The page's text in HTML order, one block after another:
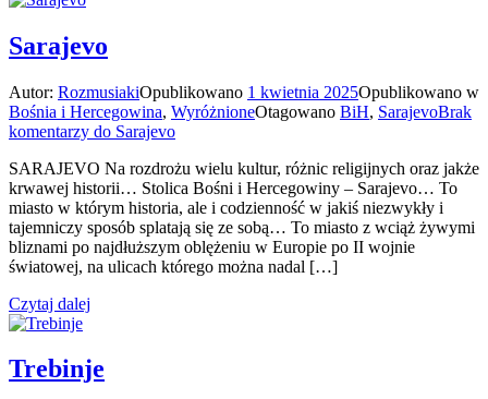
Sarajevo
Autor: RozmusiakiOpublikowano 1 kwietnia 2025Opublikowano w
Bośnia i Hercegowina, WyróżnioneOtagowano BiH, SarajevoBrak
komentarzy do Sarajevo
SARAJEVO Na rozdrożu wielu kultur, różnic religijnych oraz jakże
krwawej historii… Stolica Bośni i Hercegowiny – Sarajevo… To
miasto w którym historia, ale i codzienność w jakiś niezwykły i
tajemniczy sposób splatają się ze sobą… To miasto z wciąż żywymi
bliznami po najdłuższym oblężeniu w Europie po II wojnie
światowej, na ulicach którego można nadal […]
Czytaj dalej
Trebinje